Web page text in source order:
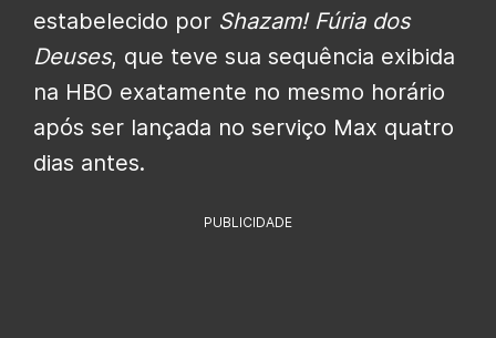
estabelecido por Shazam! Fúria dos
Deuses, que teve sua sequência exibida
na HBO exatamente no mesmo horário
após ser lançada no serviço Max quatro
dias antes.
PUBLICIDADE